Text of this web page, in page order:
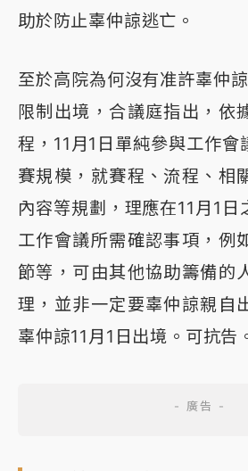
助於防止辜仲諒逃亡。
至於高院為何沒有准許辜仲
限制出境，合議庭指出，依
程，11月1日單純參與工作會
賽規模，就賽程、流程、相
內容等規劃，理應在11月1日
工作會議所需確認事項，例
節等，可由其他協助籌備的
理，並非一定要辜仲諒親自
辜仲諒11月1日出境。可抗告